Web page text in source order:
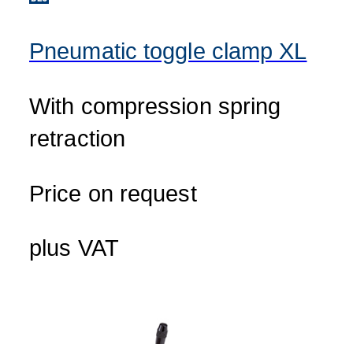
Pneumatic toggle clamp XL
With compression spring
retraction
Price on request
plus VAT